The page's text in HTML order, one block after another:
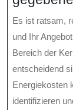
Es ist ratsam,
und Ihr
Bereich der
entscheidend
Energiekosten
identifizieren